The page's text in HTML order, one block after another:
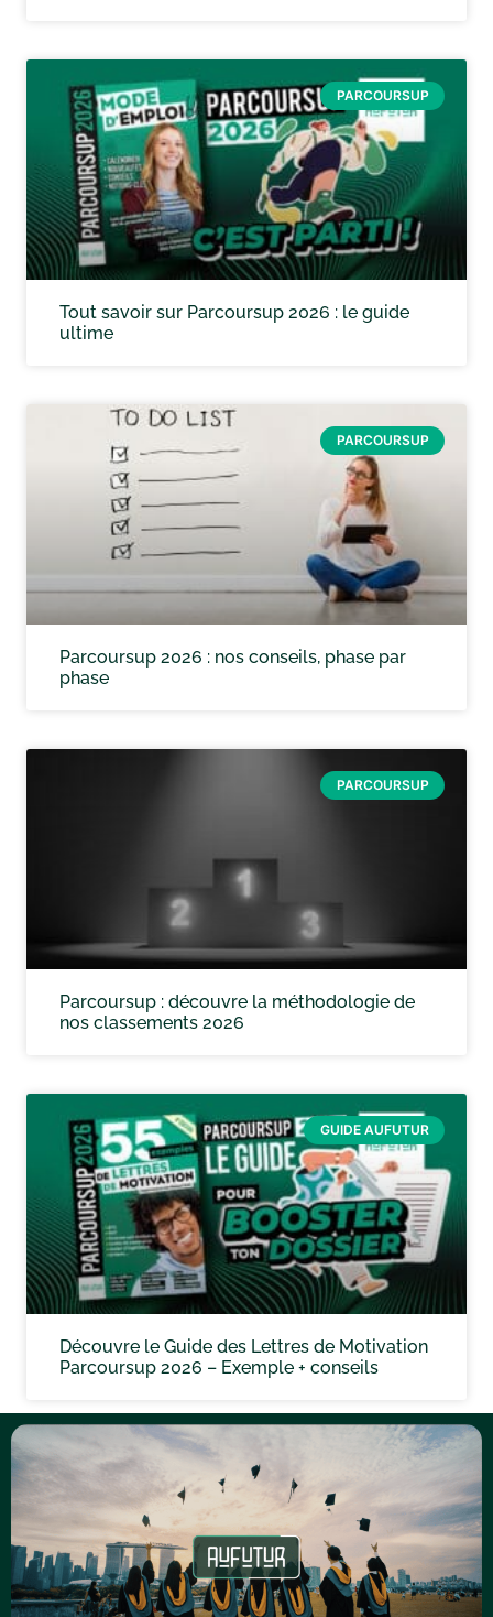
PARCOURSUP
Tout savoir sur Parcoursup 2026 : le guide
ultime
PARCOURSUP
Parcoursup 2026 : nos conseils, phase par
phase
PARCOURSUP
Parcoursup : découvre la méthodologie de
nos classements 2026
GUIDE AUFUTUR
Découvre le Guide des Lettres de Motivation
Parcoursup 2026 – Exemple + conseils